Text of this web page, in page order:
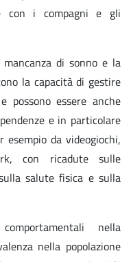
con i compagni e gli
di sonno e la
la capacità di gestire
essere anche
e in particolare
esempio da videogiochi,
con ricadute sulle
salute fisica e sulla
nella
nella popolazione